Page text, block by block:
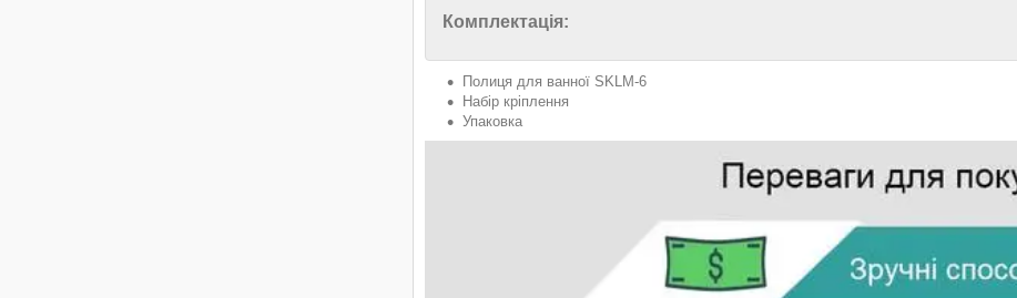
Комплектація:
Полиця для ванної SKLM-6
Набір кріплення
Упаковка